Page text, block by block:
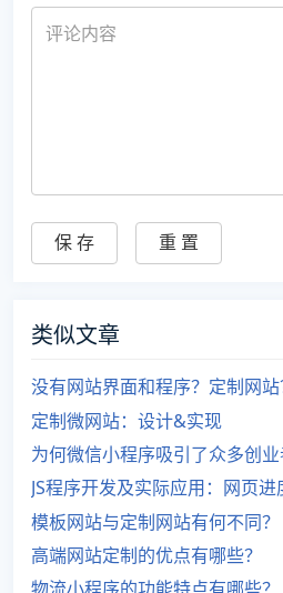
类似文章
没有网站界面和程序？定制网站
定制微网站：设计&实现
为何微信小程序吸引了众多创业
JS程序开发及实际应用：网页
模板网站与定制网站有何不同？
高端网站定制的优点有哪些？